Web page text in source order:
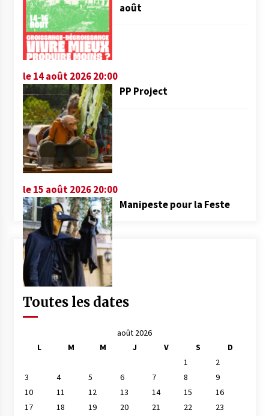
août
le 14 août 2026 20:00
PP Project
le 15 août 2026 20:00
Manipeste pour la Feste
Toutes les dates
août 2026
L
M M J V S
D
1
2
3
4 5 6 7 8
9
10
11 12 13 14 15
16
17
18 19 20 21 22
23